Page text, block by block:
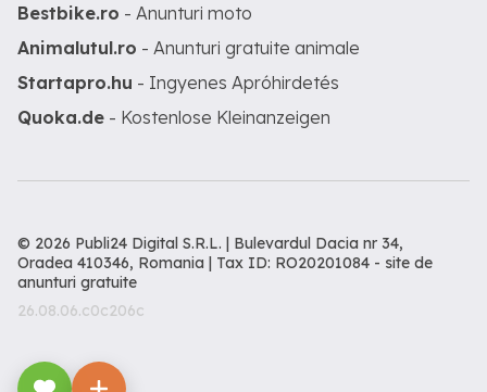
Bestbike.ro - Anunturi moto
Animalutul.ro - Anunturi gratuite animale
Startapro.hu - Ingyenes Apróhirdetés
Quoka.de - Kostenlose Kleinanzeigen
© 2026 Publi24 Digital S.R.L. | Bulevardul Dacia nr 34,
Oradea 410346, Romania | Tax ID: RO20201084 - site de
anunturi gratuite
26.08.06.c0c206c